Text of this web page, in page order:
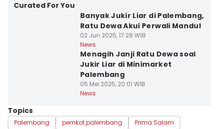
Curated For You
Banyak Jukir Liar di Palembang,
Ratu Dewa Akui Perwali Mandul
02 Jun 2025, 17:28 WIB
News
Menagih Janji Ratu Dewa soal
Jukir Liar di Minimarket
Palembang
05 Mei 2025, 20:01 WIB
News
Topics
Palembang pemkot palembang
Prima Salam